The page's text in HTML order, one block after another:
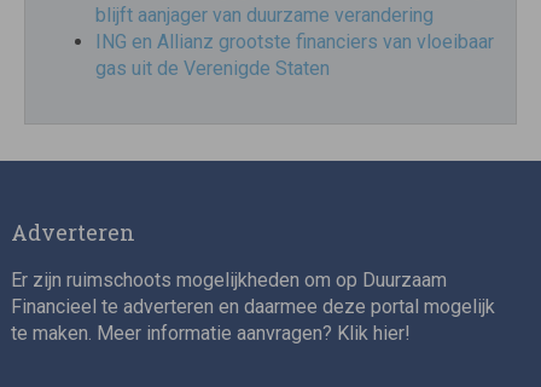
blijft aanjager van duurzame verandering
ING en Allianz grootste financiers van vloeibaar
gas uit de Verenigde Staten
Adverteren
Er zijn ruimschoots mogelijkheden om op Duurzaam
Financieel te adverteren en daarmee deze portal mogelijk
te maken. Meer informatie aanvragen? Klik hier!